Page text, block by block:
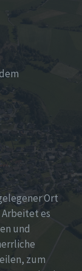
Ort
es
und
zum